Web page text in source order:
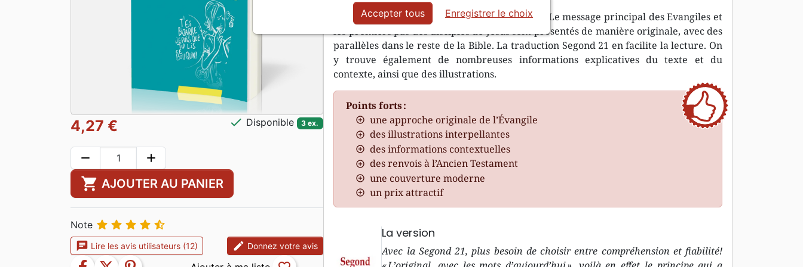
Bible Express propose des extraits de la Bible. Le message principal des Evangiles et
les premiers pas des disciples de Jésus sont présentés de manière originale, avec des
parallèles dans le reste de la Bible. La traduction Segond 21 en facilite la lecture. On
y trouve également de nombreuses informations explicatives du texte et du
contexte, ainsi que des illustrations.
Points forts :
une approche originale de l’Évangile
des illustrations interpellantes
des informations contextuelles
des renvois à l’Ancien Testament
une couverture moderne
un prix attractif
La version
Avec la Segond 21, plus besoin de choisir entre compréhension et fiabilité!
4,27 € check Disponible 3 ex.
remove add
shopping_cart AJOUTER AU PANIER
Note     
chat Lire les avis utilisateurs (12) edit Donnez votre avis
Accepter tous Enregistrer le choix